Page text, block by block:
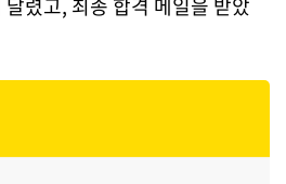
렸고, 최종 합격 메일을 받았